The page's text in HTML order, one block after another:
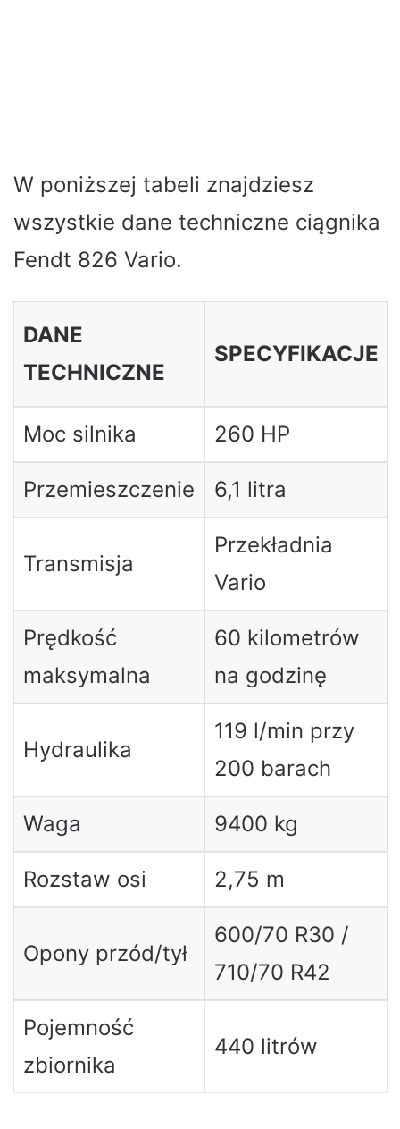
W poniższej tabeli znajdziesz
wszystkie dane techniczne ciągnika
Fendt 826 Vario.
DANE
TECHNICZNE
SPECYFIKACJE
Moc silnika 260 HP
Przemieszczenie 6,1 litra
Transmisja
Przekładnia
Vario
Prędkość
maksymalna
60 kilometrów
na godzinę
Hydraulika
119 l/min przy
200 barach
Waga 9400 kg
Rozstaw osi 2,75 m
Opony przód/tył
600/70 R30 /
710/70 R42
Pojemność
zbiornika
440 litrów